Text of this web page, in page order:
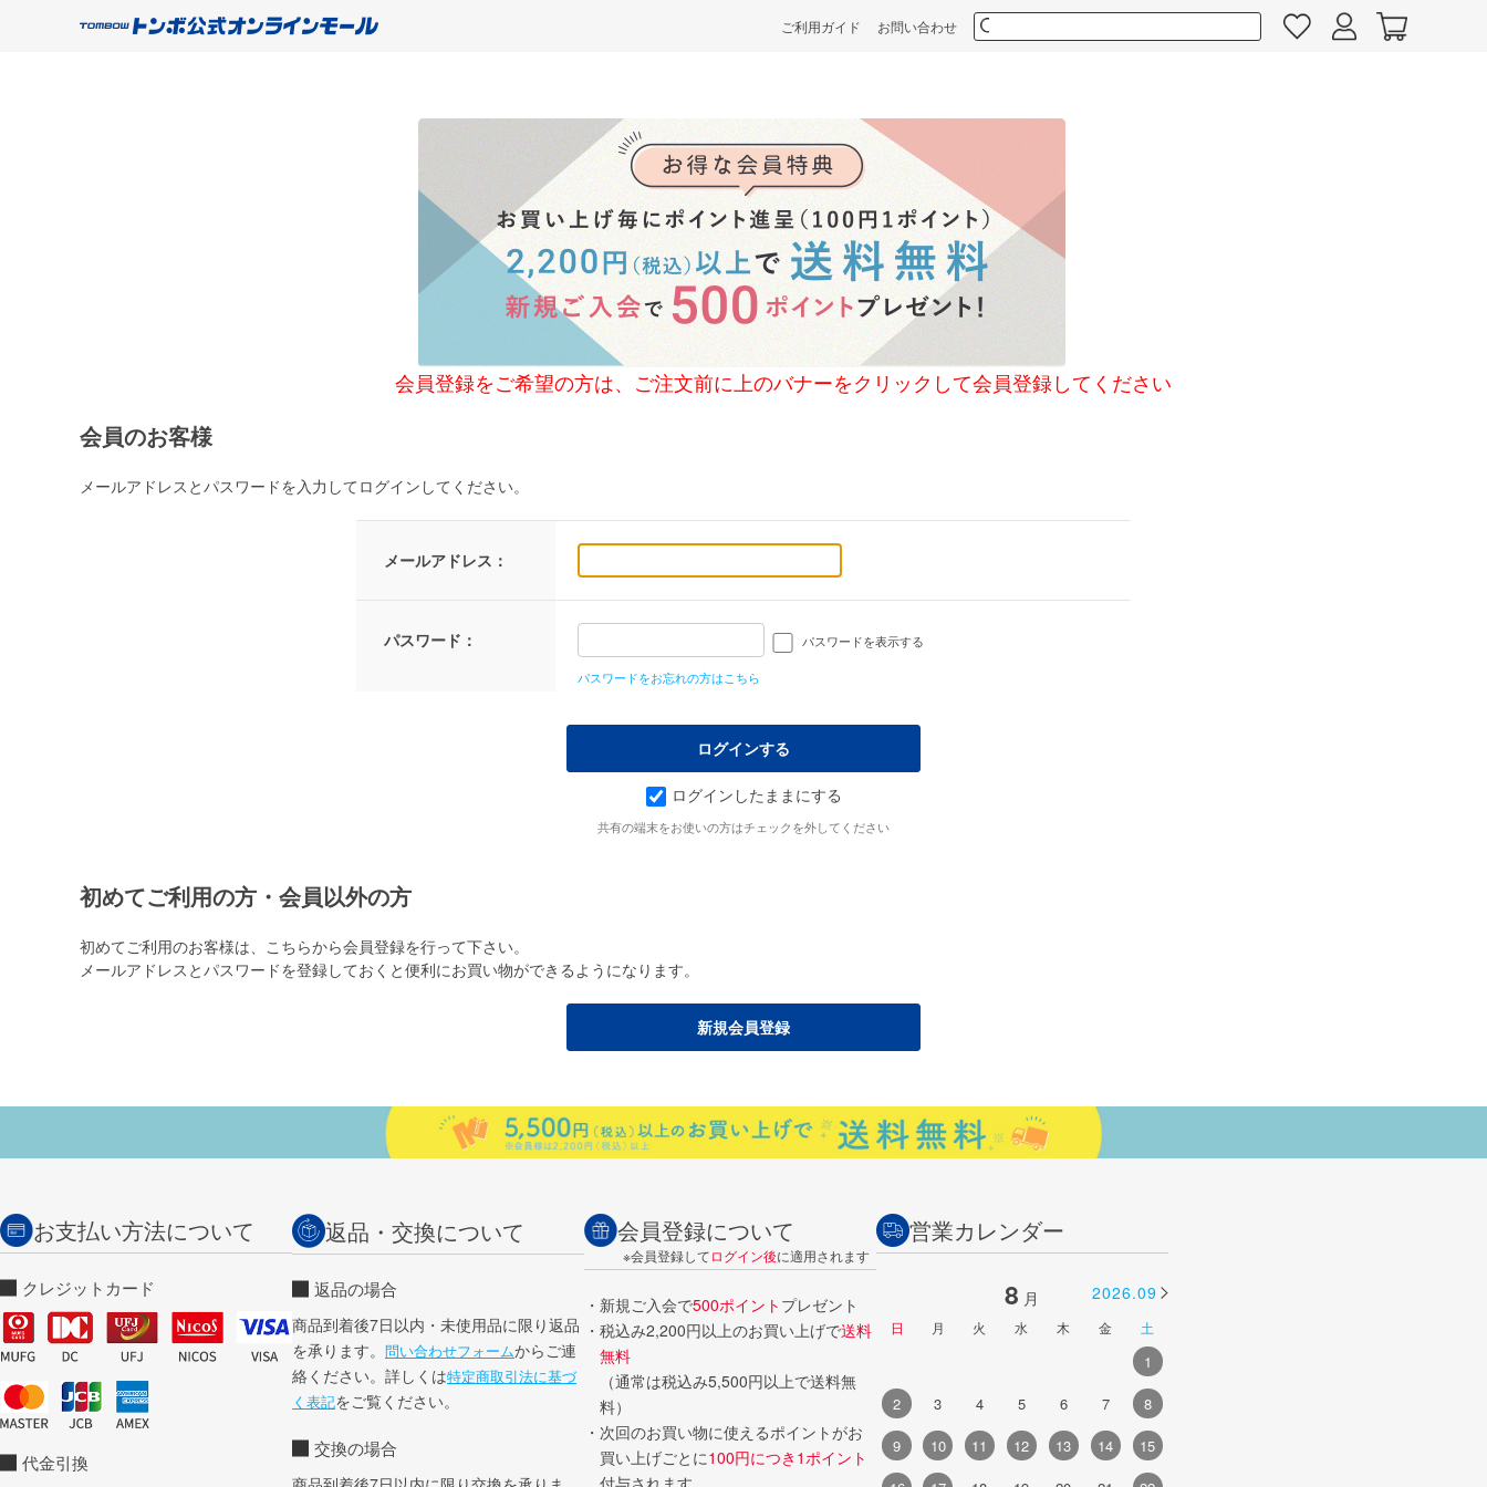
ご利用ガイド お問い合わせ
会員登録をご希望の方は、ご注文前に上のバナーをクリックして会員登録してください
会員のお客様
メールアドレスとパスワードを入力してログインしてください。
メールアドレス：
パスワード： パスワードを表示する
パスワードをお忘れの方はこちら
ログインしたままにする
共有の端末をお使いの方はチェックを外してください
初めてご利用の方・会員以外の方
初めてご利用のお客様は、こちらから会員登録を行って下さい。
メールアドレスとパスワードを登録しておくと便利にお買い物ができるようになります。
お支払い方法について
クレジットカード
代金引換
返品・交換について
返品の場合
商品到着後7日以内・未使用品に限り返品
を承ります。 問い合わせフォームからご連
絡ください。詳しくは特定商取引法に基づ
く表記をご覧ください。
交換の場合
会員登録について
※会員登録してログイン後に適用されます
・新規ご入会で500ポイント プレゼント
・税込み2,200円以上のお買い上げで送料
無料
（通常は税込み5,500円以上で送料無
料）
・次回のお買い物に使えるポイントがお
買い上げごとに100円につき1ポイント
付与されます。
営業カレンダー
8 月 2026.09
日 月 火 水 木 金 土
1
2
3 4 5 6 7
8
9
10 11 12 13 14
15